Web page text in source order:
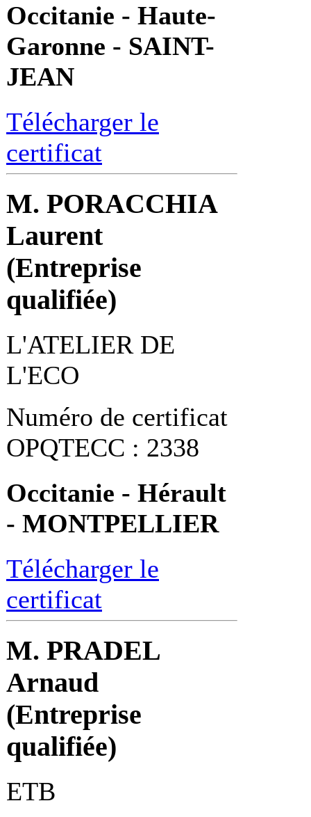
Occitanie - Haute-
Garonne - SAINT-
JEAN
Télécharger le
certificat
M. PORACCHIA
Laurent
(Entreprise
qualifiée)
L'ATELIER DE
L'ECO
Numéro de certificat
OPQTECC : 2338
Occitanie - Hérault
- MONTPELLIER
Télécharger le
certificat
M. PRADEL
Arnaud
(Entreprise
qualifiée)
ETB